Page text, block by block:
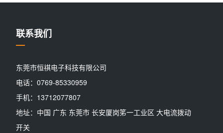
联系我们
东莞市恒祺电子科技有限公司
电话：0769-85330959
手机：13712077807
地址：中国 广东 东莞市 长安厦岗笫一工业区 大电流拨动
开关